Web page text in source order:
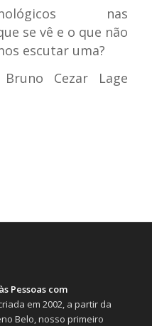
nas
se vê e o que não
escutar uma?
Cezar Lage
Pessoas com
em 2002, a partir da
Belo, nosso primeiro